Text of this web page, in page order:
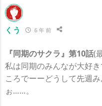
くう 6 年 前
『同期のサクラ』第10話(
私は同期のみんなが大好
ころでーーどうして先週
ぉ……。